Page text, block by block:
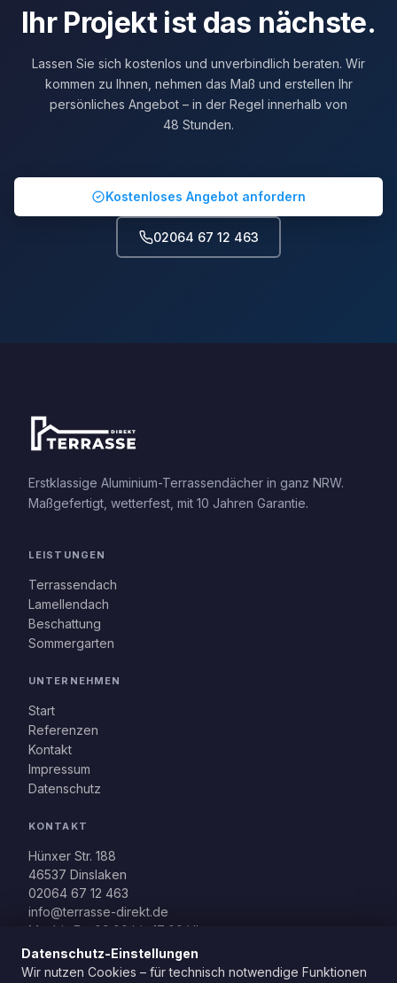
Ihr Projekt ist das nächste.
Lassen Sie sich kostenlos und unverbindlich beraten. Wir
kommen zu Ihnen, nehmen das Maß und erstellen Ihr
persönliches Angebot – in der Regel innerhalb von
48 Stunden.
Kostenloses Angebot anfordern
02064 67 12 463
Erstklassige Aluminium-Terrassendächer in ganz NRW.
Maßgefertigt, wetterfest, mit 10 Jahren Garantie.
LEISTUNGEN
Terrassendach
Lamellendach
Beschattung
Sommergarten
UNTERNEHMEN
Start
Referenzen
Kontakt
Impressum
Datenschutz
KONTAKT
Hünxer Str. 188
46537 Dinslaken
02064 67 12 463
info@terrasse-direkt.de
Mo. bis Fr., 09:00 bis 17:00 Uhr
Datenschutz-Einstellungen
Wir nutzen Cookies – für technisch notwendige Funktionen